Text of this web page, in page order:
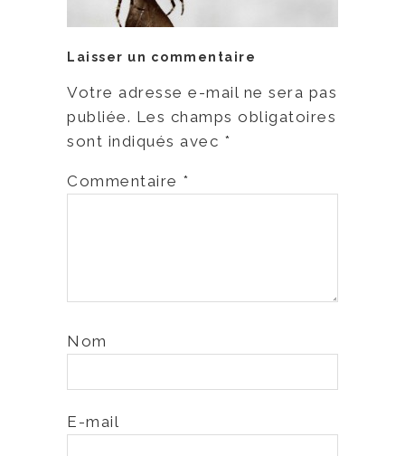
Laisser un commentaire
Votre adresse e-mail ne sera pas
publiée. Les champs obligatoires
sont indiqués avec *
Commentaire *
Nom
E-mail